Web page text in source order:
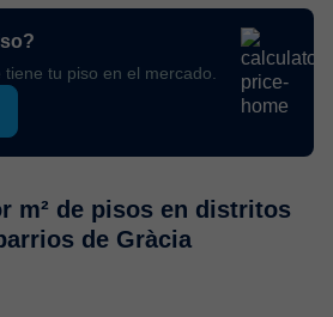
tu piso en el mercado.
m² de pisos en distritos
de Gràcia